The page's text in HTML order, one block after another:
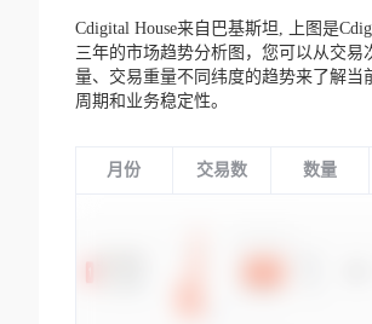
Cdigital House来自巴基斯坦,
上图是
三年的市场趋势分析图，您可以从交易
量、交易重量不同纬度的趋势来了解当
周期和业务稳定性。
月份 交易数 数量